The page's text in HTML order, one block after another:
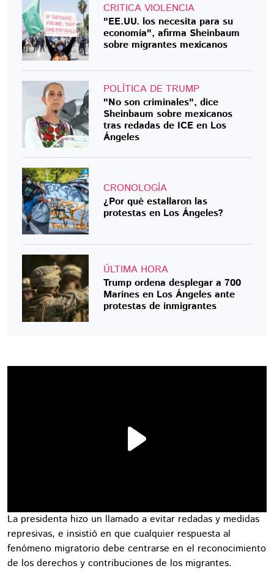
CRITICA VIOLENCIA
"EE.UU. los necesita para su
economía", afirma Sheinbaum
sobre migrantes mexicanos
POLÍTICA DE TRUMP
"No son criminales", dice
Sheinbaum sobre mexicanos
tras redadas de ICE en Los
Ángeles
CRONOLOGÍA
¿Por qué estallaron las
protestas en Los Ángeles?
ÚLTIMA HORA
Trump ordena desplegar a 700
Marines en Los Ángeles ante
protestas de inmigrantes
La presidenta hizo un llamado a evitar redadas y medidas
represivas, e insistió en que cualquier respuesta al
fenómeno migratorio debe centrarse en el reconocimiento
de los derechos y contribuciones de los migrantes.